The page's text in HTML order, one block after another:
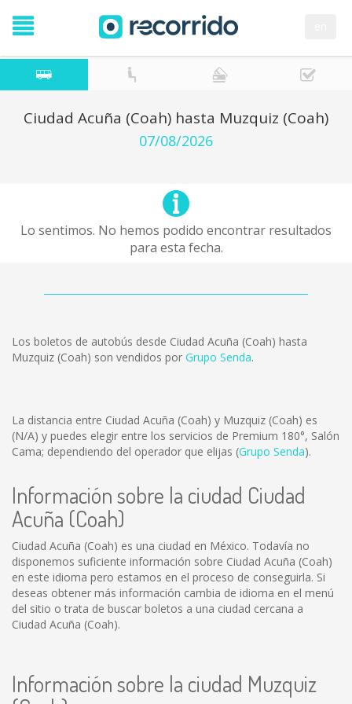
Ciudad Acuña (Coah) hasta Muzquiz (Coah)
07/08/2026
Lo sentimos. No hemos podido encontrar resultados
para esta fecha.
Los boletos de autobús desde Ciudad Acuña (Coah) hasta
Muzquiz (Coah) son vendidos por Grupo Senda.
La distancia entre Ciudad Acuña (Coah) y Muzquiz (Coah) es
(N/A) y puedes elegir entre los servicios de Premium 180°, Salón
Cama; dependiendo del operador que elijas (Grupo Senda).
Información sobre la ciudad Ciudad
Acuña (Coah)
Ciudad Acuña (Coah) es una ciudad en México. Todavía no
disponemos suficiente información sobre Ciudad Acuña (Coah)
en este idioma pero estamos en el proceso de conseguirla. Si
deseas obtener más información cambia de idioma en el menú
del sitio o trata de buscar boletos a una ciudad cercana a
Ciudad Acuña (Coah).
Información sobre la ciudad Muzquiz